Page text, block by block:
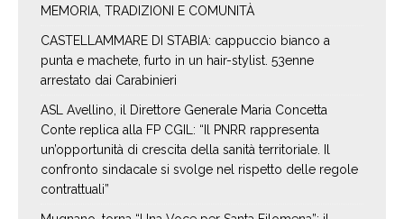
MEMORIA, TRADIZIONI E COMUNITÀ
CASTELLAMMARE DI STABIA: cappuccio bianco a
punta e machete, furto in un hair-stylist. 53enne
arrestato dai Carabinieri
ASL Avellino, il Direttore Generale Maria Concetta
Conte replica alla FP CGIL: “Il PNRR rappresenta
un’opportunità di crescita della sanità territoriale. Il
confronto sindacale si svolge nel rispetto delle regole
contrattuali”